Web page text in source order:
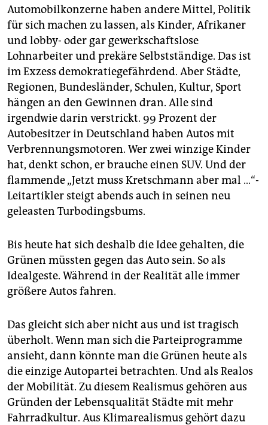
Automobilkonzerne haben andere Mittel, Politik
für sich machen zu lassen, als Kinder, Afrikaner
und lobby- oder gar gewerkschaftslose
Lohnarbeiter und prekäre Selbstständige. Das ist
im Exzess demokratiegefährdend. Aber Städte,
Regionen, Bundesländer, Schulen, Kultur, Sport
hängen an den Gewinnen dran. Alle sind
irgendwie darin verstrickt. 99 Prozent der
Autobesitzer in Deutschland haben Autos mit
Verbrennungsmotoren. Wer zwei winzige Kinder
hat, denkt schon, er brauche einen SUV. Und der
flammende „Jetzt muss Kretschmann aber mal …“-
Leitartikler steigt abends auch in seinen neu
geleasten Turbodingsbums.
Bis heute hat sich deshalb die Idee gehalten, die
Grünen müssten gegen das Auto sein. So als
Idealgeste. Während in der Realität alle immer
größere Autos fahren.
Das gleicht sich aber nicht aus und ist tragisch
überholt. Wenn man sich die Parteiprogramme
ansieht, dann könnte man die Grünen heute als
die einzige Autopartei betrachten. Und als Realos
der Mobilität. Zu diesem Realismus gehören aus
Gründen der Lebensqualität Städte mit mehr
Fahrradkultur. Aus Klimarealismus gehört dazu